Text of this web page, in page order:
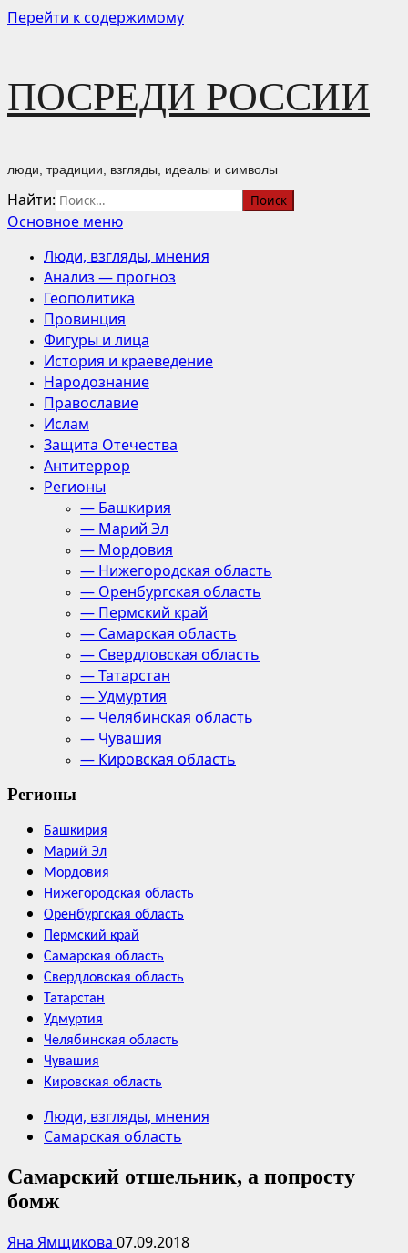
Перейти к содержимому
ПОСРЕДИ РОССИИ
люди, традиции, взгляды, идеалы и символы
Найти:
Основное меню
Люди, взгляды, мнения
Анализ — прогноз
Геополитика
Провинция
Фигуры и лица
История и краеведение
Народознание
Православие
Ислам
Защита Отечества
Антитеррор
Регионы
— Башкирия
— Марий Эл
— Мордовия
— Нижегородская область
— Оренбургская область
— Пермский край
— Самарская область
— Свердловская область
— Татарстан
— Удмуртия
— Челябинская область
— Чувашия
— Кировская область
Регионы
Башкирия
Марий Эл
Мордовия
Нижегородская область
Оренбургская область
Пермский край
Самарская область
Свердловская область
Татарстан
Удмуртия
Челябинская область
Чувашия
Кировская область
Люди, взгляды, мнения
Самарская область
Самарский отшельник, а попросту
бомж
Яна Ямщикова 07.09.2018